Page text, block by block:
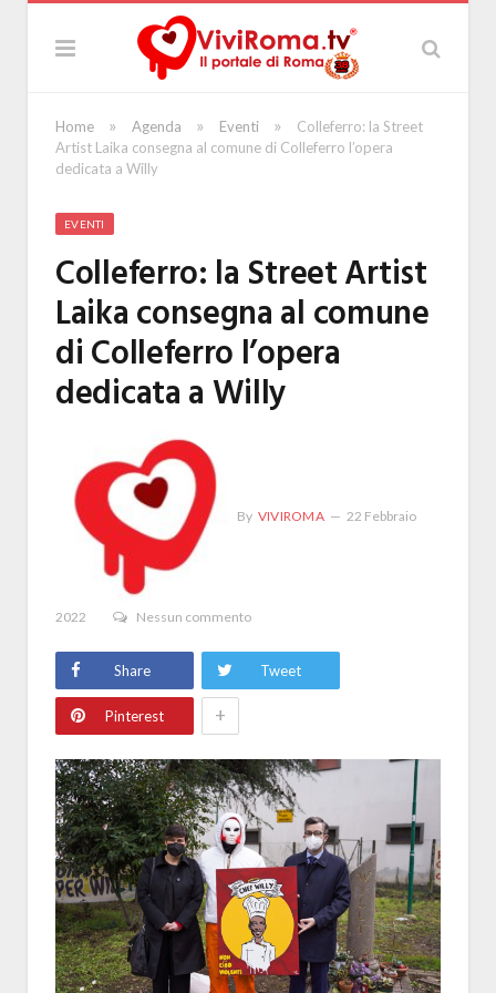
Home » Agenda » Eventi »
Colleferro: la Street
Artist Laika consegna al comune di Colleferro l’opera
dedicata a Willy
EVENTI
Colleferro: la Street Artist
Laika consegna al comune
di Colleferro l’opera
dedicata a Willy
By VIVIROMA 22 Febbraio
2022 Nessun commento
Share Tweet
Pinterest +